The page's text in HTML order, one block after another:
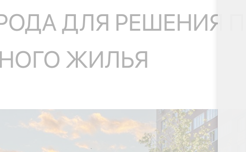
ДЛЯ РЕШЕНИЯ
ЖИЛЬЯ